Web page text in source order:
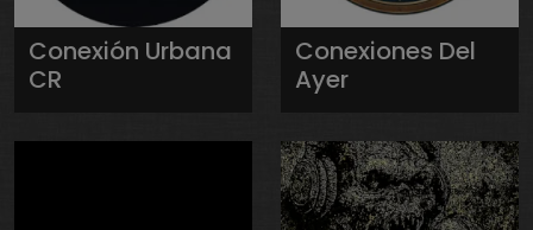
Conexión Urbana
CR
Conexiones Del
Ayer